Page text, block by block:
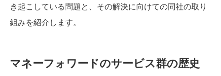
き起こしている問題と、その解決に向けての同社の取り
組みを紹介します。
マネーフォワードのサービス群の歴史